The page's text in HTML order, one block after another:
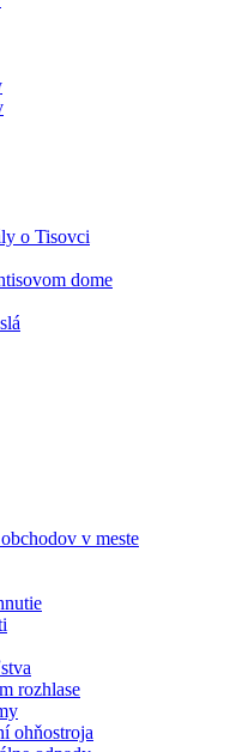
o Tisovci
dome
v meste
rozhlase
ohňostroja